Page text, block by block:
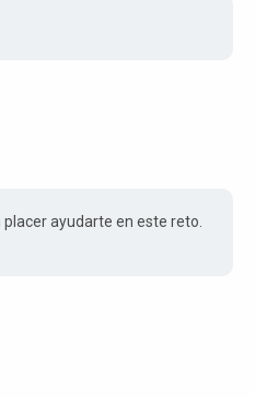
placer ayudarte en este reto.